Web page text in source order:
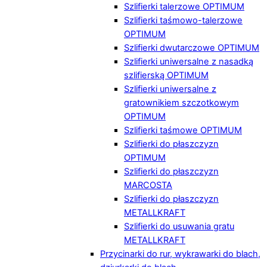
Szlifierki talerzowe OPTIMUM
Szlifierki taśmowo-talerzowe
OPTIMUM
Szlifierki dwutarczowe OPTIMUM
Szlifierki uniwersalne z nasadką
szlifierską OPTIMUM
Szlifierki uniwersalne z
gratownikiem szczotkowym
OPTIMUM
Szlifierki taśmowe OPTIMUM
Szlifierki do płaszczyzn
OPTIMUM
Szlifierki do płaszczyzn
MARCOSTA
Szlifierki do płaszczyzn
METALLKRAFT
Szlifierki do usuwania gratu
METALLKRAFT
Przycinarki do rur, wykrawarki do blach,